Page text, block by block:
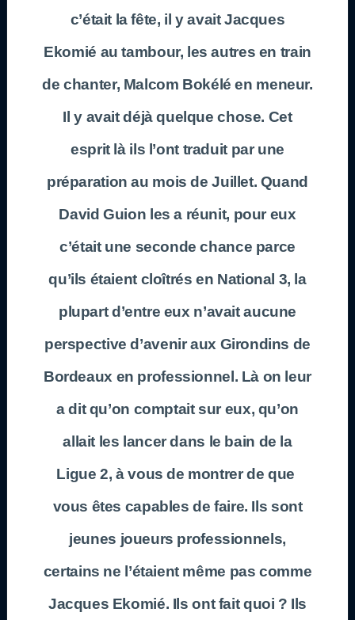
c’était la fête, il y avaitJacques
Ekomié au tambour, les autres en train
de chanter, Malcom Bokélé en meneur.
Il y avait déjà quelque chose. Cet
esprit là ils l’ont traduit par une
préparation au mois de Juillet. Quand
David Guion les a réunit, pour eux
c’était une seconde chance parce
qu’ils étaient cloîtrés en National 3, la
plupart d’entre eux n’avait aucune
perspective d’avenir aux Girondins de
Bordeaux en professionnel. Là on leur
a dit qu’on comptait sur eux, qu’on
allait les lancer dans le bain de la
Ligue 2, à vous de montrer de que
vous êtes capables de faire. Ils sont
jeunes joueurs professionnels,
certains ne l’étaient même pas comme
Jacques Ekomié. Ils ont fait quoi ? Ils